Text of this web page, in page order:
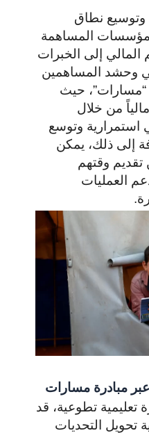
وتوسيع نطاق
المساهمة
إلى الخبرات
وحشد المساهمين
حيث
من خلال
استمرارية وتوسع
إلى ذلك، يمكن
وقتهم
العمليات
مبادرة مسارات
تعليمية تطوعية، قد
تحويل التحديات